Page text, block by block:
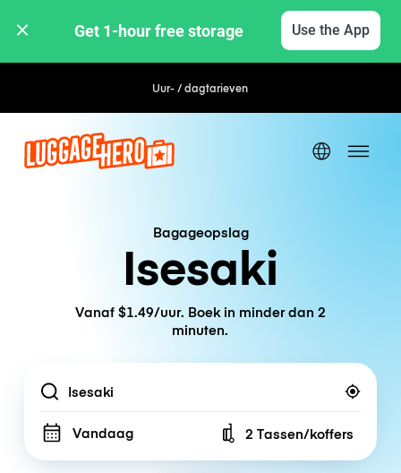
Get 1-hour free storage Use the App
Uur- / dagtarieven
Bagageopslag
Isesaki
Vanaf $1.49/uur. Boek in minder dan 2
minuten.
Location
Vandaag Number of bags
2 Tassen/koffers